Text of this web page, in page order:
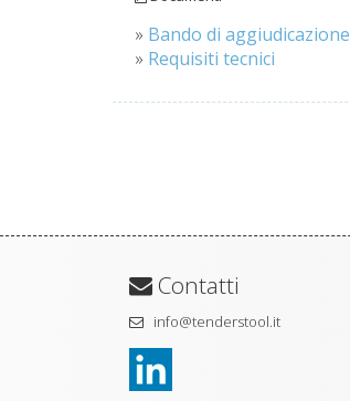
» Bando di aggiudicazione
» Requisiti tecnici
Contatti
info@tenderstool.it